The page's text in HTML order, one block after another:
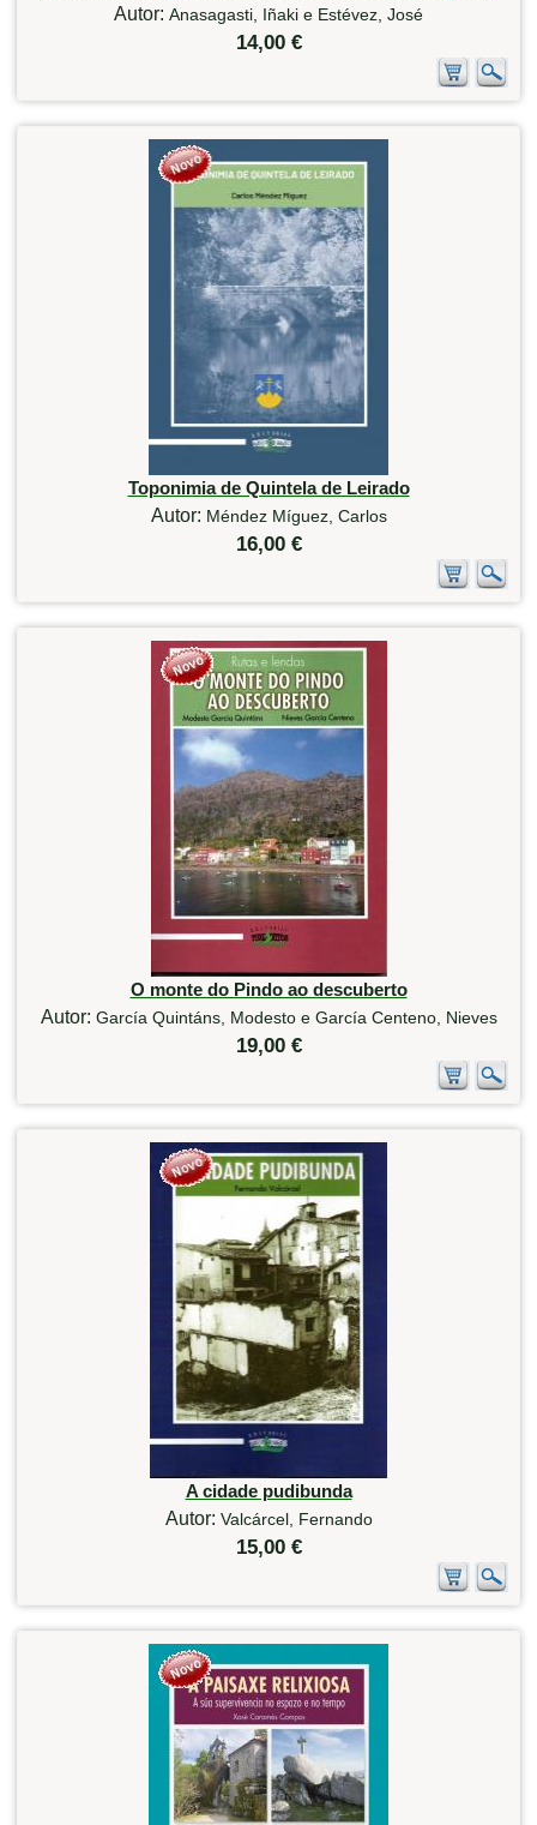
Autor: Anasagasti, Iñaki e Estévez, José
14,00 €
Toponimia de Quintela de Leirado
Autor: Méndez Míguez, Carlos
16,00 €
O monte do Pindo ao descuberto
Autor: García Quintáns, Modesto e García Centeno, Nieves
19,00 €
A cidade pudibunda
Autor: Valcárcel, Fernando
15,00 €